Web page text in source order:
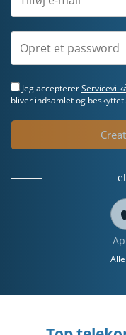
Jeg accepterer
bliver indsamlet og beskyttet.